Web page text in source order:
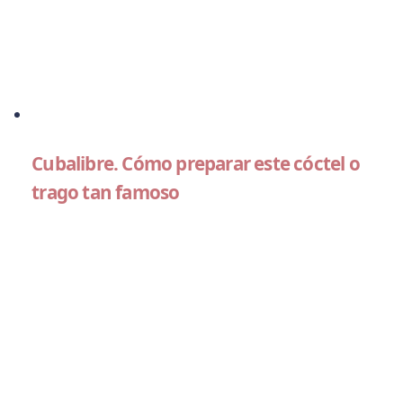
Cubalibre. Cómo preparar este cóctel o
trago tan famoso